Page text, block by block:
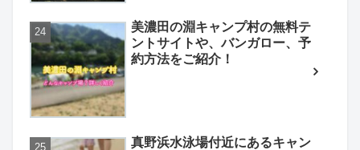
美濃田の淵キャンプ村の無料テ
ントサイトや、バンガロー、予
約方法をご紹介！
真野浜水泳場付近にあるキャン